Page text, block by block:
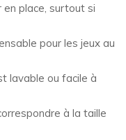
place, surtout si
pour les jeux au
lavable ou facile à
à la taille